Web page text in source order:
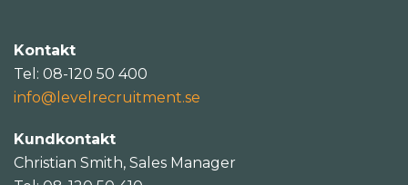
Kontakt
Tel: 08-120 50 400
info@levelrecruitment.se
Kundkontakt
Christian Smith, Sales Manager